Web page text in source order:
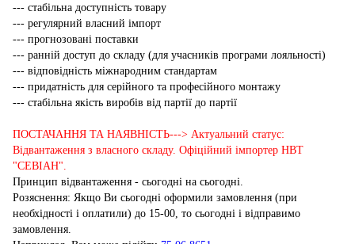
--- стабільна доступність товару
--- регулярний власний імпорт
--- прогнозовані поставки
--- ранній доступ до складу (для учасників програми лояльності)
--- відповідність міжнародним стандартам
--- придатність для серійного та професійного монтажу
--- стабільна якість виробів від партії до партії
ПОСТАЧАННЯ ТА НАЯВНІСТЬ---> Актуальний статус:
Відвантаження з власного складу. Офіційний імпортер НВТ
"СЕВІАН".
Принцип відвантаження - сьогодні на сьогодні.
Розяснення: Якщо Ви сьогодні оформили замовлення (при
необхідності і оплатили) до 15-00, то сьогодні і відправимо
замовлення.